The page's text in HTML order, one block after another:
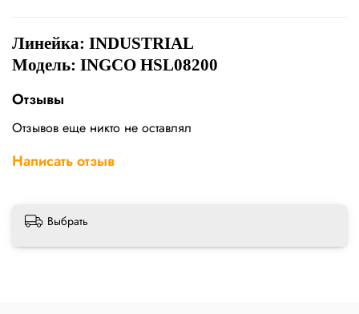
Линейка: INDUSTRIAL
Модель: INGCO HSL08200
Отзывы
Отзывов еще никто не оставлял
Написать отзыв
Выбрать